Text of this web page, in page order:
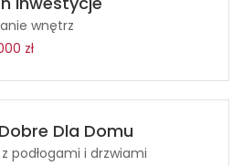
wnętrz
zł
Dla Domu
podłogami i drzwiami